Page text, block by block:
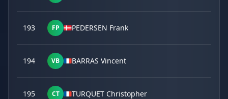
193 FP PEDERSEN Frank
194 VB BARRAS Vincent
195 CT TURQUET Christopher